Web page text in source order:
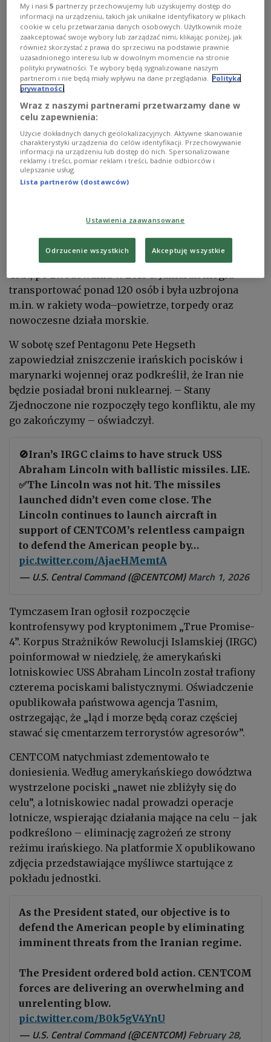
Marynarze amerykańskiej marynarki wojennej ładują amunicję na
myśliwiec F/A-18F Super Hornet na pokładzie atomowego lotniskowca
USS Abraham Lincoln w ramach wsparcia operacji Epicka Furia
United States Central Command
przekazało, że irański okręt wojenny typu Jamaran
został uderzony przez amerykańskie siły na
początku operacji „Epicka Furia”. Według
komunikatu jednostka tonie w Zatoce Omańskiej w
Według informacji podawanych wcześniej przez
transportować ponad 120 osób i była uzbrojona
m.in. w rakiety woda–powietrze, torpedy oraz
nowoczesne działa morskie.
W sobotę szef Pentagonu Pete Hegseth
zapowiedział zniszczenie irańskich pocisków i
marynarki wojennej oraz podkreślił, że Iran nie
będzie posiadał broni nuklearnej. – Stany
Zjednoczone nie rozpoczęły tego konfliktu, ale my
go zakończymy – oświadczył.
🚫Iran’s IRGC claims to have struck USS
Abraham Lincoln with ballistic missiles. LIE.
✅The Lincoln was not hit. The missiles
launched didn’t even come close. The
Lincoln continues to launch aircraft in
support of CENTCOM’s relentless campaign
to defend the American people by…
pic.twitter.com/AjaeHMemtA
— U.S. Central Command (@CENTCOM)March 1, 2026
Tymczasem Iran ogłosił rozpoczęcie
kontrofensywy pod kryptonimem „True Promise-
4”. Korpus Strażników Rewolucji Islamskiej (IRGC)
poinformował w niedzielę, że amerykański
lotniskowiec USS Abraham Lincoln został trafiony
czterema pociskami balistycznymi. Oświadczenie
opublikowała państwowa agencja Tasnim,
ostrzegając, że „ląd i morze będą coraz częściej
stawać się cmentarzem terrorystów agresorów”.
CENTCOM natychmiast zdementowało te
doniesienia. Według amerykańskiego dowództwa
wystrzelone pociski „nawet nie zbliżyły się do
celu”, a lotniskowiec nadal prowadzi operacje
lotnicze, wspierając działania mające na celu – jak
podkreślono – eliminację zagrożeń ze strony
reżimu irańskiego. Na platformie X opublikowano
zdjęcia przedstawiające myśliwce startujące z
pokładu jednostki.
As the President stated, our objective is to
defend the American people by eliminating
imminent threats from the Iranian regime.
The President ordered bold action. CENTCOM
forces are delivering an overwhelming and
unrelenting blow.
pic.twitter.com/B0k5gV4YnU
— U.S. Central Command (@CENTCOM)February 28,
My i nasi5 partnerzy przechowujemy lub uzyskujemy dostęp do
informacji na urządzeniu, takich jak unikalne identyfikatory w plikach
cookie w celu przetwarzania danych osobowych. Użytkownik może
zaakceptować swoje wybory lub zarządzać nimi, klikając poniżej, jak
również skorzystać z prawa do sprzeciwu na podstawie prawnie
uzasadnionego interesu lub w dowolnym momencie na stronie
polityki prywatności. Te wybory będą sygnalizowane naszym
partnerom i nie będą miały wpływu na dane przeglądania.
Polityka
prywatności
Wraz z naszymi partnerami przetwarzamy dane w
celu zapewnienia:
Użycie dokładnych danych geolokalizacyjnych. Aktywne skanowanie
charakterystyki urządzenia do celów identyfikacji. Przechowywanie
informacji na urządzeniu lub dostęp do nich. Spersonalizowane
reklamy i treści, pomiar reklam i treści, badnie odbiorców i
ulepszanie usług.
Lista partnerów (dostawców)
Ustawienia zaawansowane
Odrzucenie wszystkich Akceptuję wszystkie